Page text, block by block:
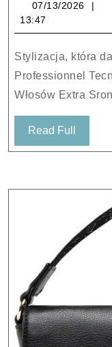
07/13/2026
13:47
Stylizacja, która daje efekt „web” — L’Oreal
Professionnel
Włosów Extra
Read Full
Full